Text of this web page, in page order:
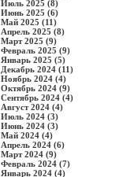
Июль 2025 (8)
Июнь 2025 (6)
Май 2025 (11)
Апрель 2025 (8)
Март 2025 (9)
Февраль 2025 (9)
Январь 2025 (5)
Декабрь 2024 (11)
Ноябрь 2024 (4)
Октябрь 2024 (9)
Сентябрь 2024 (4)
Август 2024 (4)
Июль 2024 (3)
Июнь 2024 (3)
Май 2024 (4)
Апрель 2024 (6)
Март 2024 (9)
Февраль 2024 (7)
Январь 2024 (4)